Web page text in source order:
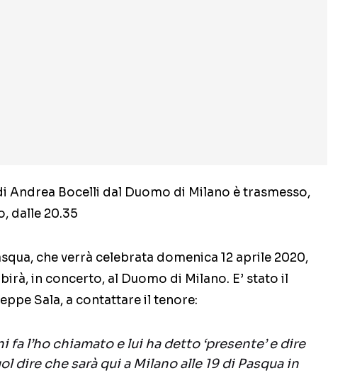
Andrea Bocelli dal Duomo di Milano è trasmesso,
dalle 20.35
che verrà celebrata domenica 12 aprile 2020,
in concerto, al Duomo di Milano. E’ stato il
Sala, a contattare il tenore:
fa l’ho chiamato e lui ha detto ‘presente’ e dire
dire che sarà qui a Milano alle 19 di Pasqua in